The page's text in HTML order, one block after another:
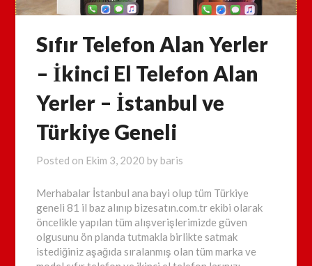
Sıfır Telefon Alan Yerler
– İkinci El Telefon Alan
Yerler – İstanbul ve
Türkiye Geneli
Posted on Ekim 3, 2020 by baris
Merhabalar İstanbul ana bayi olup tüm Türkiye
geneli 81 il baz alınıp bizesatın.com.tr ekibi olarak
öncelikle yapılan tüm alışverişlerimizde güven
olgusunu ön planda tutmakla birlikte satmak
istediğiniz aşağıda sıralanmış olan tüm marka ve